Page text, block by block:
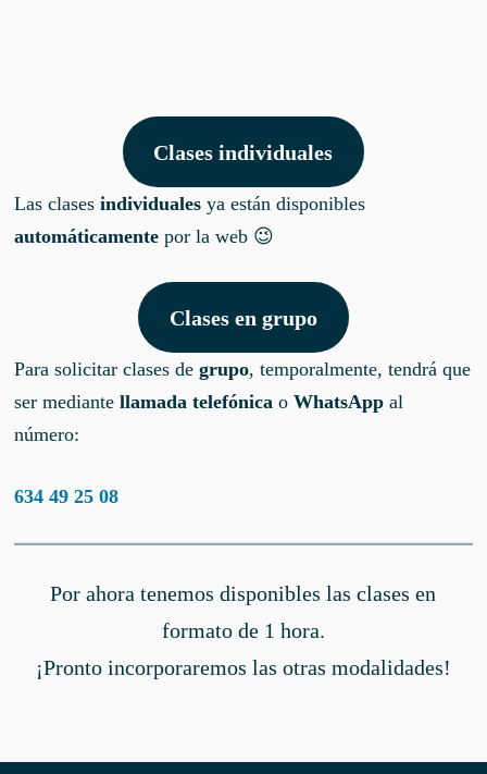
Clases individuales
Las clasesindividualesya están disponibles
automáticamentepor la web 😉
Clases en grupo
Para solicitar clases degrupo, temporalmente, tendrá que
ser mediantellamada telefónica oWhatsAppal
número:
634 49 25 08
Por ahora tenemos disponibles las clases en
formato de 1 hora.
¡Pronto incorporaremos las otras modalidades!